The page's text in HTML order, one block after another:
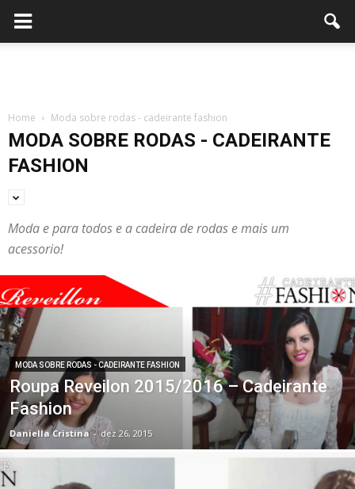
Home Moda sobre rodas - cadeirante fashion
MODA SOBRE RODAS - CADEIRANTE
FASHION
Moda e para todos e a cadeira de rodas e mais um
acessorio!
MODA SOBRE RODAS - CADEIRANTE FASHION
Roupa Reveilon 2015/2016 – Cadeirante
Fashion
Daniella Cristina - dez 26, 2015